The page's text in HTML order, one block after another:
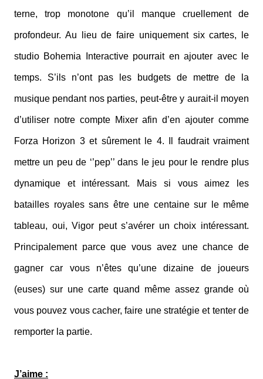
terne, trop monotone qu’il manque cruellement de
profondeur. Au lieu de faire uniquement six cartes, le
studio Bohemia Interactive pourrait en ajouter avec le
temps. S’ils n’ont pas les budgets de mettre de la
musique pendant nos parties, peut-être y aurait-il moyen
d’utiliser notre compte Mixer afin d’en ajouter comme
Forza Horizon 3 et sûrement le 4. Il faudrait vraiment
mettre un peu de ‘’pep’’ dans le jeu pour le rendre plus
dynamique et intéressant. Mais si vous aimez les
batailles royales sans être une centaine sur le même
tableau, oui, Vigor peut s’avérer un choix intéressant.
Principalement parce que vous avez une chance de
gagner car vous n’êtes qu’une dizaine de joueurs
(euses) sur une carte quand même assez grande où
vous pouvez vous cacher, faire une stratégie et tenter de
remporter la partie.
J’aime :